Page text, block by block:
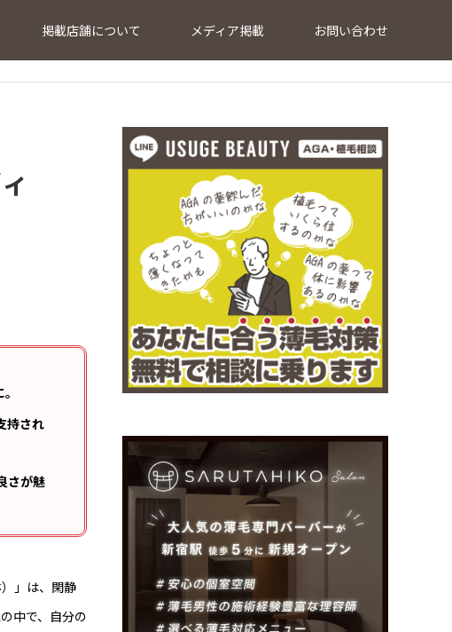
掲載店舗について メディア掲載 お問い合わせ
持され
さが魅
」は、閑静
中で、自分の